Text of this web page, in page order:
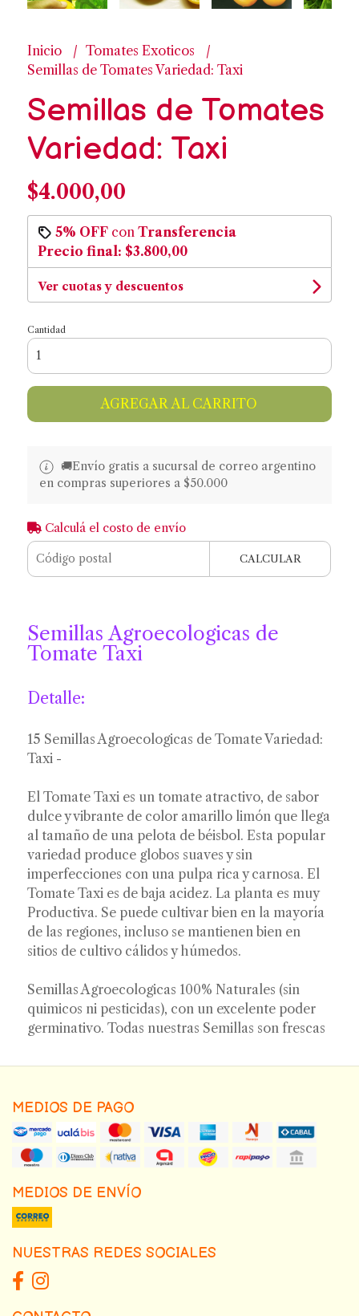
Inicio
Tomates Exoticos
Semillas de Tomates Variedad: Taxi
Semillas de Tomates
Variedad: Taxi
$4.000,00
5% OFFcon Transferencia
Precio final: $3.800,00
Ver cuotas y descuentos
Cantidad
AGREGAR AL CARRITO
🚚​​Envío gratis a sucursal de correo argentino
en compras superiores a $50.000
Calculá el costo de envío
CALCULAR
Semillas Agroecologicas de
Tomate Taxi
Detalle:
15 Semillas Agroecologicas de Tomate Variedad:
Taxi -
El Tomate Taxi es un tomate atractivo, de sabor
dulce y vibrante de color amarillo limón que llega
al tamaño de una pelota de béisbol. Esta popular
variedad produce globos suaves y sin
imperfecciones con una pulpa rica y carnosa. El
Tomate Taxi es de baja acidez. La planta es muy
Productiva. Se puede cultivar bien en la mayoría
de las regiones, incluso se mantienen bien en
sitios de cultivo cálidos y húmedos.
Semillas Agroecologicas 100% Naturales (sin
quimicos ni pesticidas), con un excelente poder
germinativo. Todas nuestras Semillas son frescas
MEDIOS DE PAGO
MEDIOS DE ENVÍO
NUESTRAS REDES SOCIALES